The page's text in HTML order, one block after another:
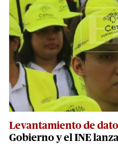
Levantamiento de
Gobierno y el INE